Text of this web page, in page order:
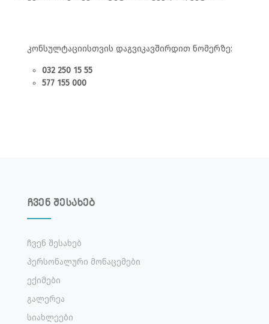
კონსულტაციისთვის დაგვიკავშირდით ნომერზე:
032 250 15 55
577 155 000
ჩვენ შესახებ
Ჩვენ Შესახებ
Პერსონალური Მონაცემები
Ექიმები
Გალერეა
Სიახლეები